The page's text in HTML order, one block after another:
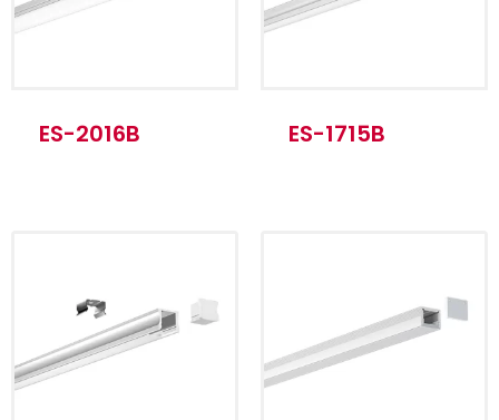
Standardlänge 1m/ 2m/ 3m
ES-2016B ES-1715B